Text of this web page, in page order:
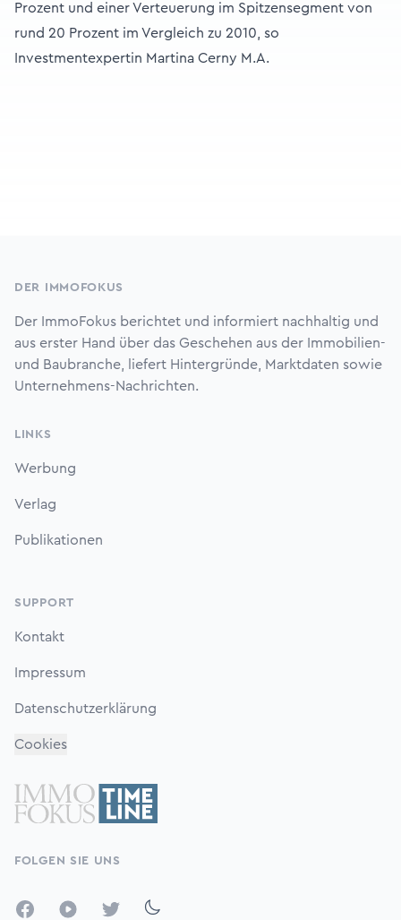
Prozent und einer Verteuerung im Spitzensegment von
rund 20 Prozent im Vergleich zu 2010, so
Investmentexpertin Martina Cerny M.A.
DER IMMOFOKUS
Der ImmoFokus berichtet und informiert nachhaltig und
aus erster Hand über das Geschehen aus der Immobilien-
und Baubranche, liefert Hintergründe, Marktdaten sowie
Unternehmens-Nachrichten.
LINKS
Werbung
Verlag
Publikationen
SUPPORT
Kontakt
Impressum
Datenschutzerklärung
Cookies
FOLGEN SIE UNS
FacebookYouTubeTwitter